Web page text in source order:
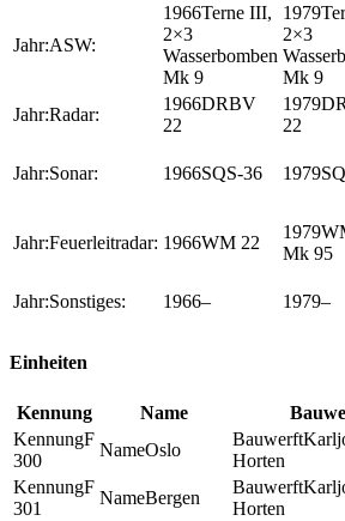
ASW:
Terne III,
2×3
Wasserbomben
Mk 9
2×3
Mk 9
Radar:
DRBV
22
22
Sonar: SQS-36
Feuerleitradar: WM 22
Mk 95
Sonstiges:
– –
Einheiten
Kennung Name
F
300
Oslo
Horten
F
301
Bergen
Horten